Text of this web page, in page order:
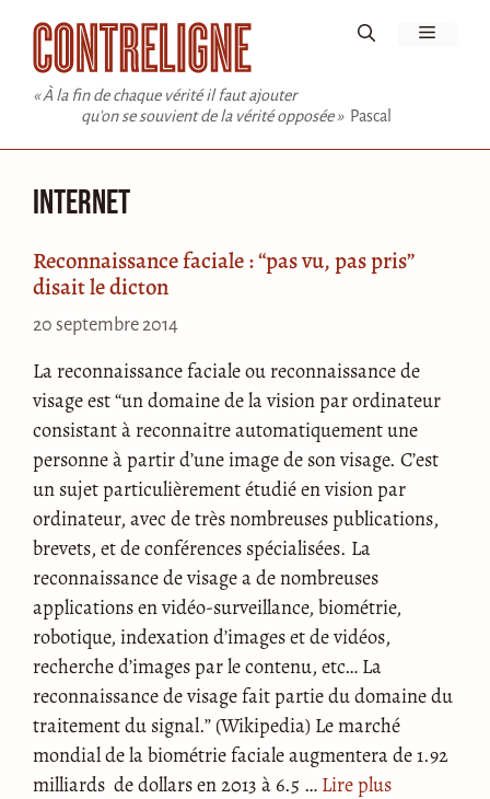
contenu
« À la fin de chaque vérité il faut ajouter
qu'on se souvient de la vérité opposée » Pascal
Menu
Internet
Reconnaissance faciale : “pas vu, pas pris”
disait le dicton
20 septembre 2014
La reconnaissance faciale ou reconnaissance de
visage est “un domaine de la vision par ordinateur
consistant à reconnaitre automatiquement une
personne à partir d’une image de son visage. C’est
un sujet particulièrement étudié en vision par
ordinateur, avec de très nombreuses publications,
brevets, et de conférences spécialisées. La
reconnaissance de visage a de nombreuses
applications en vidéo-surveillance, biométrie,
robotique, indexation d’images et de vidéos,
recherche d’images par le contenu, etc… La
reconnaissance de visage fait partie du domaine du
traitement du signal.” (Wikipedia) Le marché
mondial de la biométrie faciale augmentera de 1.92
milliards de dollars en 2013 à 6.5 … Lire plus